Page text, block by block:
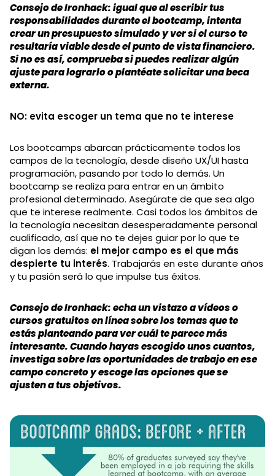
Consejo de Ironhack: igual que al escribir tus
responsabilidades durante el bootcamp, intenta
crear un presupuesto simulado y ver si el curso te
resultaría viable desde el punto de vista financiero.
Si no es así, comprueba si puedes realizar algún
ajuste para lograrlo o plantéate solicitar una beca
externa.
NO: evita escoger un tema que no te interese
Los bootcamps abarcan prácticamente todos los
campos de la tecnología, desde diseño UX/UI hasta
programación, pasando por todo lo demás. Un
bootcamp se realiza para entrar en un ámbito
profesional determinado. Asegúrate de que sea algo
que te interese realmente. Casi todos los ámbitos de
la tecnología necesitan desesperadamente personal
cualificado, así que no te dejes guiar por lo que te
digan los demás: el mejor campo es el que más
despierte tu interés. Trabajarás en este durante años
y tu pasión será lo que impulse tus éxitos.
Consejo de Ironhack: echa un vistazo a vídeos o
cursos gratuitos en línea sobre los temas que te
estás planteando para ver cuál te parece más
interesante. Cuando hayas escogido unos cuantos,
investiga sobre las oportunidades de trabajo en ese
campo concreto y escoge las opciones que se
ajusten a tus objetivos.